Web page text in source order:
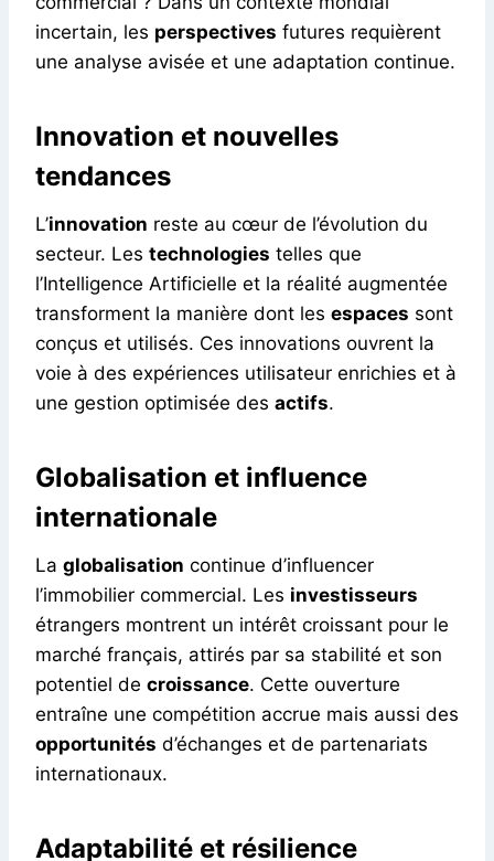
incertain, les perspectives futures requièrent
une analyse avisée et une adaptation continue.
Innovation et nouvelles
tendances
L’innovation reste au cœur de l’évolution du
secteur. Les technologies telles que
l’Intelligence Artificielle et la réalité augmentée
transforment la manière dont les espaces sont
conçus et utilisés. Ces innovations ouvrent la
voie à des expériences utilisateur enrichies et à
une gestion optimisée des actifs.
Globalisation et influence
internationale
La globalisation continue d’influencer
l’immobilier commercial. Les investisseurs
étrangers montrent un intérêt croissant pour le
marché français, attirés par sa stabilité et son
potentiel de croissance. Cette ouverture
entraîne une compétition accrue mais aussi des
opportunités d’échanges et de partenariats
internationaux.
Adaptabilité et résilience